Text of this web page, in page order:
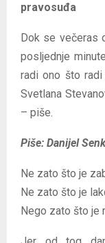
pravosuđa
Dok se večeras
posljednje
radi ono što
Svetlana
– piše.
Piše: Danijel
Ne zato što je
Ne zato što je
Nego zato što je